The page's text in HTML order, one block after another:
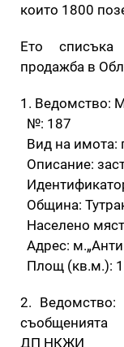
които 1800
Ето
продажба в
1. Ведомство:
№: 187
Вид на имота:
Описание:
Община:
Населено
Адрес:
Площ (кв.м.):
2. Ведомство:
съобщенията
ДП НКЖИ